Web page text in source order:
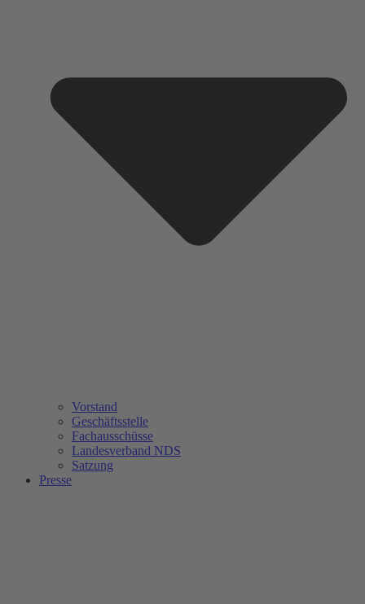
Vorstand
Geschäftsstelle
Fachausschüsse
Landesverband NDS
Satzung
Presse